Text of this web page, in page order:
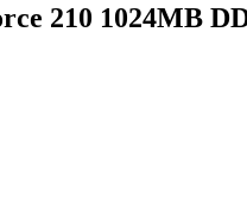
210 1024MB